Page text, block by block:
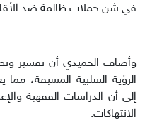
في شن حملات ظالمة ضد
وأضاف الحميدي أن تفسير
الرؤية السلبية المسبقة،
إلى أن الدراسات الفقهية
الانتهاكات.